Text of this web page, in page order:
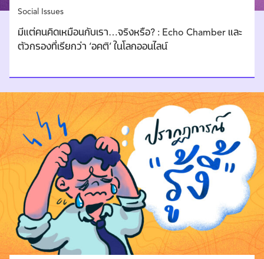
Social Issues
มีแต่คนคิดเหมือนกับเรา…จริงหรือ? : Echo Chamber และ
ตัวกรองที่เรียกว่า ‘อคติ’ ในโลกออนไลน์